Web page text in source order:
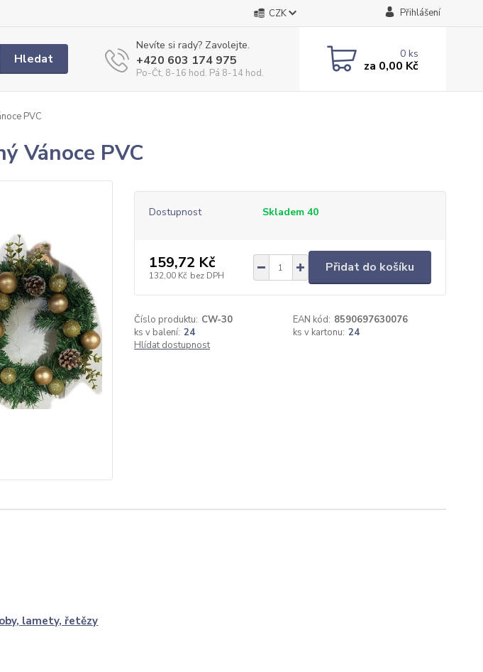
CZK Přihlášení
Hledat
Nevíte si rady? Zavolejte.
+420 603 174 975
Po-Čt, 8-16 hod. Pá 8-14 hod.
0ks
za 0,00 Kč
PVC
Vánoce PVC
Dostupnost Skladem 40
159,72 Kč
132,00 Kč bez DPH
Přidat do košíku
Číslo produktu: CW-30 EAN kód: 8590697630076
ks v balení: 24 ks v kartonu: 24
Hlídat dostupnost
lamety, řetězy